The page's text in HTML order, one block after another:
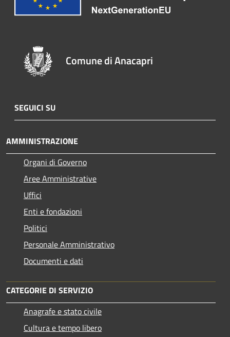
Comune di Anacapri
SEGUICI SU
AMMINISTRAZIONE
Organi di Governo
Aree Amministrative
Uffici
Enti e fondazioni
Politici
Personale Amministrativo
Documenti e dati
CATEGORIE DI SERVIZIO
Anagrafe e stato civile
Cultura e tempo libero